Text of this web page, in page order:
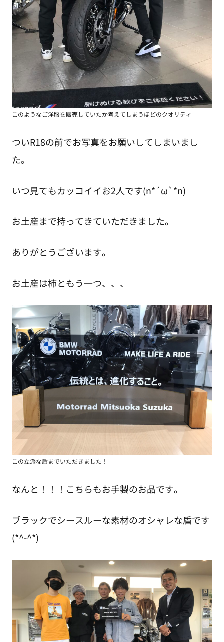
このようなご洋服を販売していたか考えてしまうほどのクオリティ
ついR18の前でお写真をお願いしてしまいまし
た。
いつ見てもカッコイイお2人です(n*´ω`*n)
お土産まで持ってきていただきました。
ありがとうございます。
お土産は柿ともう一つ、、、
この立派な盾までいただきました！
なんと！！！こちらもお手製のお品です。
ブラックでシースルーな素材のオシャレな盾です
(*^-^*)